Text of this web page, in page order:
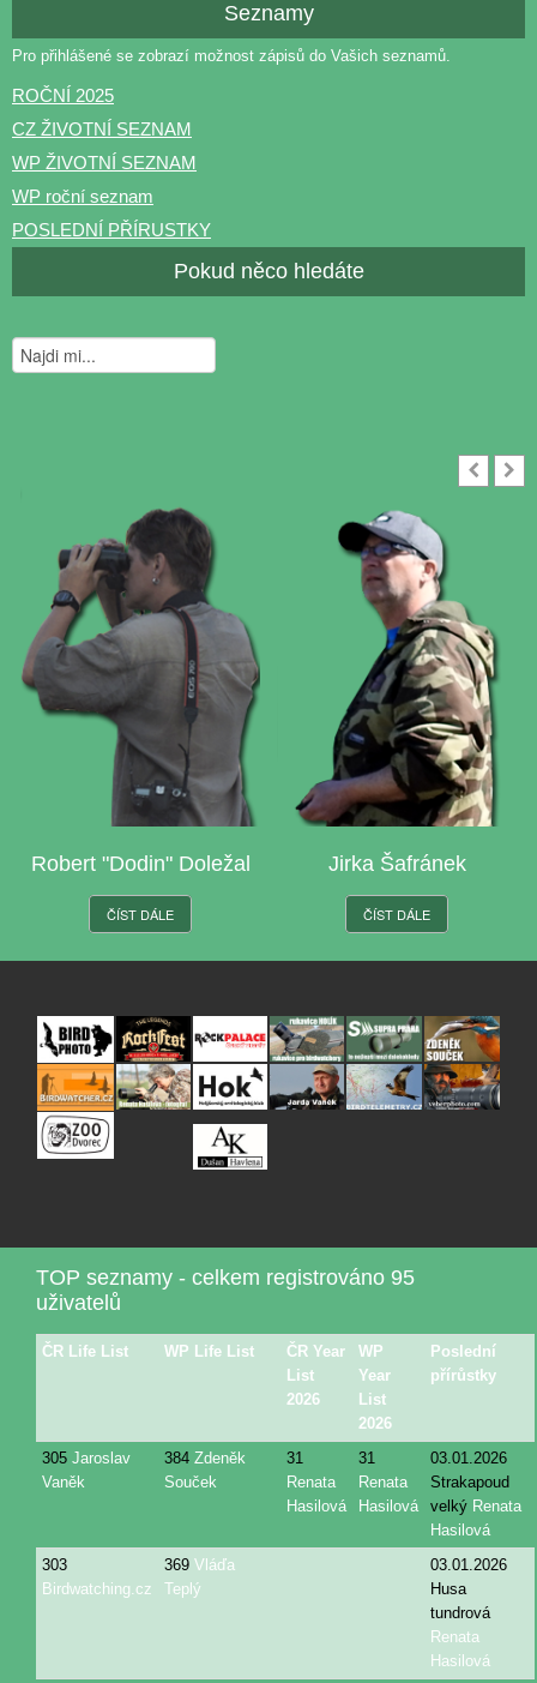
Seznamy
Pro přihlášené se zobrazí možnost zápisů do Vašich seznamů.
ROČNÍ 2025
CZ ŽIVOTNÍ SEZNAM
WP ŽIVOTNÍ SEZNAM
WP roční seznam
POSLEDNÍ PŘÍRUSTKY
Pokud něco hledáte
Robert "Dodin" Doležal
ČÍST DÁLE
Jirka Šafránek
ČÍST DÁLE
TOP seznamy - celkem registrováno 95
uživatelů
ČR Life List WP Life List
ČR Year
List
2026
WP
Year
List
2026
Poslední
přírůstky
305 Jaroslav
Vaněk
384 Zdeněk
Souček
31
Renata
Hasilová
31
Renata
Hasilová
03.01.2026
Strakapoud
velký Renata
Hasilová
303
Birdwatching.cz
369 Vláďa
Teplý
03.01.2026
Husa
tundrová
Renata
Hasilová